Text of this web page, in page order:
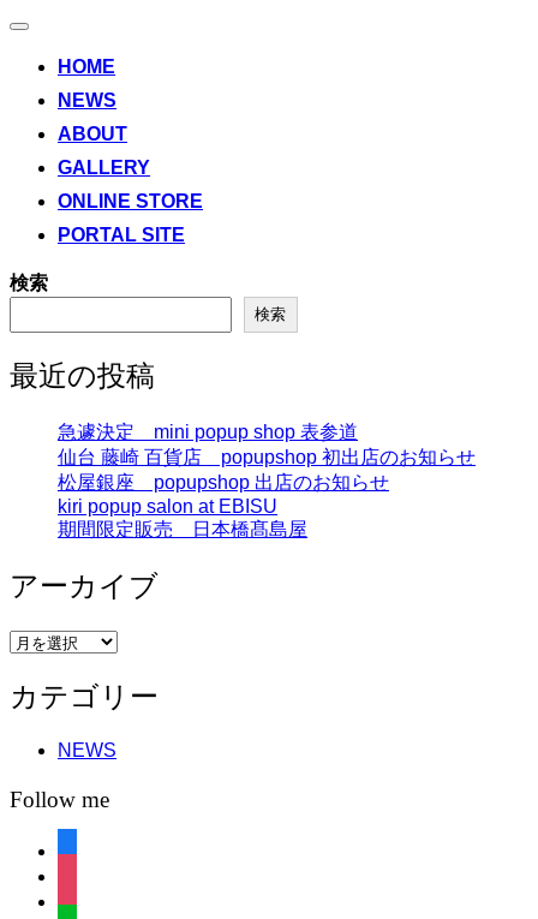
ナ
HOME
NEWS
ABOUT
GALLERY
ONLINE STORE
PORTAL SITE
検索
検索
最近の投稿
急遽決定 mini popup shop 表参道
仙台 藤崎 百貨店 popupshop 初出店のお知らせ
松屋銀座 popupshop 出店のお知らせ
kiri popup salon at EBISU
期間限定販売 日本橋髙島屋
アーカイブ
ア
カ
イ
カテゴリー
NEWS
Follow me